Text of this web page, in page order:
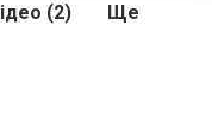
(2) Ще